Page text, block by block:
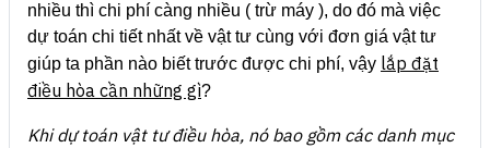
nhiều thì chi phí càng nhiều ( trừ máy ), do đó mà việc
dự toán chi tiết nhất về vật tư cùng với đơn giá vật tư
giúp ta phần nào biết trước được chi phí, vậy lắp đặt
điều hòa cần những gì?
Khi dự toán vật tư điều hòa, nó bao gồm các danh mục